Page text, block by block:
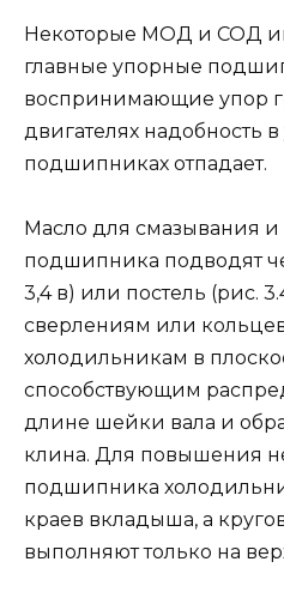
Некоторые МОД и СОД
главные упорные
воспринимающие упор
двигателях надобность
подшипниках отпадает.
Масло для смазывания
подшипника подводят
3,4 в) или постель (рис.
сверлениям или
холодильникам в
способствующим
длине шейки вала и
клина. Для повышения
подшипника
краев вкладыша, а
выполняют только на